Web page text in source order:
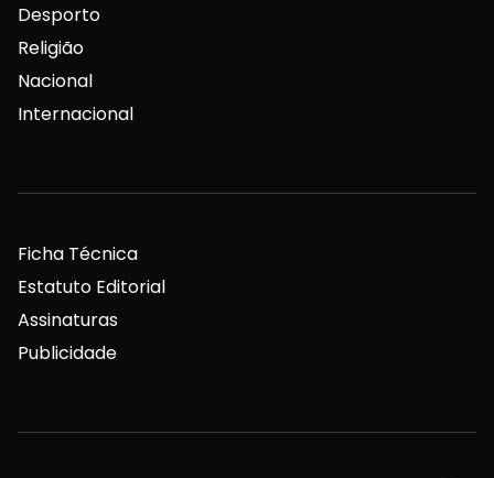
Desporto
Religião
Nacional
Internacional
Ficha Técnica
Estatuto Editorial
Assinaturas
Publicidade